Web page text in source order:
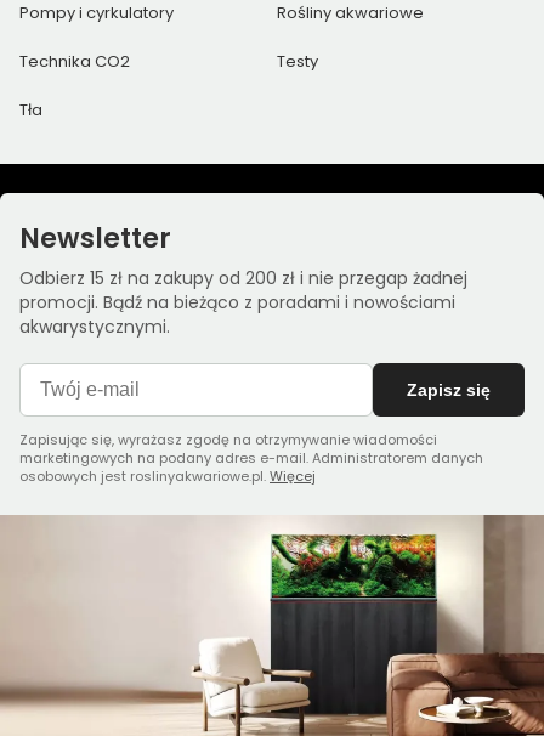
Pompy i cyrkulatory Rośliny akwariowe
Technika CO2 Testy
Tła
Newsletter
Odbierz 15 zł na zakupy od 200 zł i nie przegap żadnej
promocji. Bądź na bieżąco z poradami i nowościami
akwarystycznymi.
Zapisz się
Zapisując się, wyrażasz zgodę na otrzymywanie wiadomości
marketingowych na podany adres e-mail. Administratorem danych
osobowych jest roslinyakwariowe.pl.Więcej